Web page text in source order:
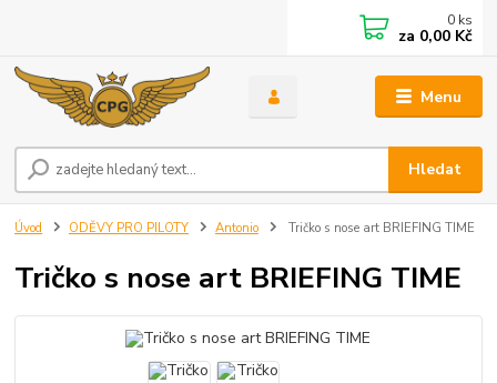
Menu
Hledat
0 ks
za 0,00 Kč
Úvod ODĚVY PRO PILOTY Antonio Tričko s nose art BRIEFING TIME
Tričko s nose art BRIEFING TIME